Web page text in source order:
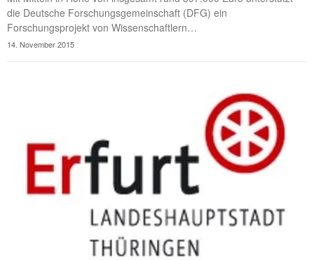
die Deutsche Forschungsgemeinschaft (DFG) ein
Forschungsprojekt von Wissenschaftlern…
14. November 2015